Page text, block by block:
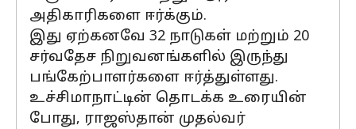
அதிகாரிகளை ஈர்க்கும்.
இது ஏற்கனவே 32 நாடுகள் மற்றும் 20
சர்வதேச நிறுவனங்களில் இருந்து
பங்கேற்பாளர்களை ஈர்த்துள்ளது.
உச்சிமாநாட்டின் தொடக்க உரையின்
போது, ​​ராஜஸ்தான் முதல்வர்